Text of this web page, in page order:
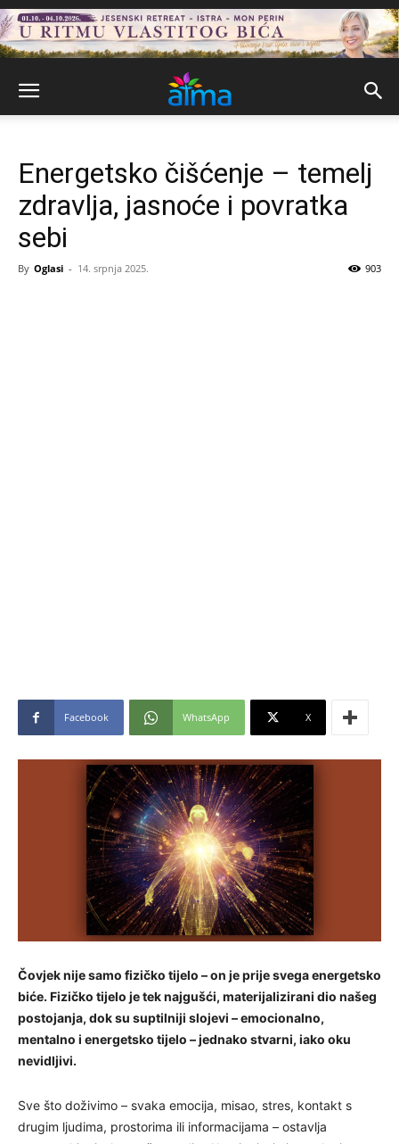
Energetsko čišćenje – temelj
zdravlja, jasnoće i povratka
sebi
By Oglasi - 14. srpnja 2025. 903
Facebook WhatsApp X
Čovjek nije samo fizičko tijelo – on je prije svega energetsko
biće. Fizičko tijelo je tek najgušći, materijalizirani dio našeg
postojanja, dok su suptilniji slojevi – emocionalno,
mentalno i energetsko tijelo – jednako stvarni, iako oku
nevidljivi.
Sve što doživimo – svaka emocija, misao, stres, kontakt s
drugim ljudima, prostorima ili informacijama – ostavlja